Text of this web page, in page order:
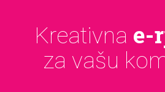
Kreativna e-
za vašu